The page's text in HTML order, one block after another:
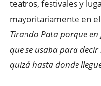
teatros, festivales y
mayoritariamente en el
Tirando Pata porque en
que se usaba para
quizá hasta donde